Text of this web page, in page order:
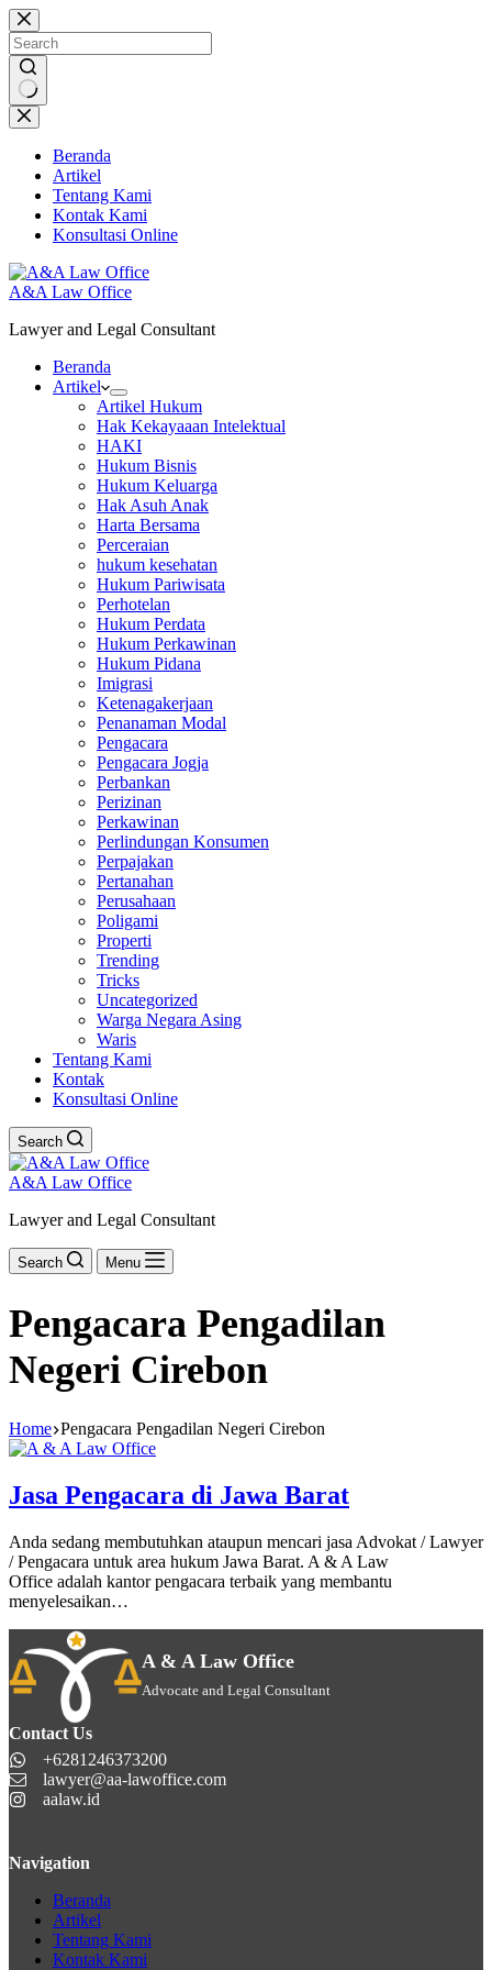
Skip
to
content
No
results
Beranda
Artikel
Tentang Kami
Kontak Kami
Konsultasi Online
A&A Law Office
Lawyer and Legal Consultant
Beranda
Artikel
Artikel Hukum
Hak Kekayaaan Intelektual
HAKI
Hukum Bisnis
Hukum Keluarga
Hak Asuh Anak
Harta Bersama
Perceraian
hukum kesehatan
Hukum Pariwisata
Perhotelan
Hukum Perdata
Hukum Perkawinan
Hukum Pidana
Imigrasi
Ketenagakerjaan
Penanaman Modal
Pengacara
Pengacara Jogja
Perbankan
Perizinan
Perkawinan
Perlindungan Konsumen
Perpajakan
Pertanahan
Perusahaan
Poligami
Properti
Trending
Tricks
Uncategorized
Warga Negara Asing
Waris
Tentang Kami
Kontak
Konsultasi Online
Search
A&A Law Office
Lawyer and Legal Consultant
Search Menu
Pengacara Pengadilan
Negeri Cirebon
Home Pengacara Pengadilan Negeri Cirebon
Jasa Pengacara di Jawa Barat
Anda sedang membutuhkan ataupun mencari jasa Advokat / Lawyer
/ Pengacara untuk area hukum Jawa Barat. A & A Law
Office adalah kantor pengacara terbaik yang membantu
menyelesaikan…
A & A Law Office
Advocate and Legal Consultant
Contact Us
+6281246373200
lawyer@aa-lawoffice.com
aalaw.id
Navigation
Beranda
Artikel
Tentang Kami
Kontak Kami